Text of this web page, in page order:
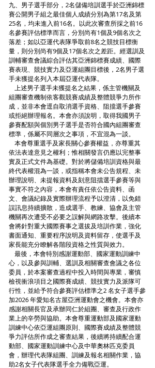
九、男子選手部分，2名儲備培訓選手於亞洲錦標
賽公開男子組之最佳個人成績分別為第17名及第
25名，均未進入前16名。以此次審查所採之前16
名參賽評估標準而言，分別尚有1個及9個名次之
落差；如以亞運代表隊爭取前8名之競技目標衡
量，則分別尚有9個及17個名次之差距。經選訓及
訓輔審查會議綜合評估其亞洲錦標賽成績、國際
賽表現、競技實力及亞運組團目標後，2名男子選
手未獲提名列入本屆亞運代表隊。
組團審查機制依客觀競賽成績及整體競爭力所作
成，並非本會逕自取消選手資格、阻擋選手參賽
或拒絕辦理報名。本會亦須說明，取得我國男子
參賽配額與個別男子選手是否符合國內組團審查
標準，係屬不同層次之事項，不宜混為一談。
依法表達意見之權利；惟相關發言仍應以完整事
實及正式文件為基礎。對於將儲備培訓資格與最
終代表權混為一談，或指稱本會未公告規程、未
辦理說明、未提報資料及刻意阻擋選手參賽等與
事實不符之內容，本會有責任依公告資料、函
文、會議紀錄及實際辦理流程予以澄清，以免錯
誤訊息持續擴散，造成選手、教練、協會及主管
機關再次遭受不必要之誤解與網路攻擊。後續本
會將針對重大國際賽事之選拔及培訓作業，強化
書面通知、重要程序說明及資料留存，使選手及
家長能充分瞭解各階段資格之性質與效力。
心，以及參與訓輔、選訓及相關審查會議之各位
委員，於本案審查過程中投入時間與專業，審慎
檢視衝浪項目之國際賽成績、競技實力及派隊可
行性，並給予符合參賽評估標準之2 名女子選手參
加2026 年愛知名古屋亞洲運動會之機會。本會亦
感謝相關長官及承辦同仁於組團、審查及行政作
業上的辛勞與協助。本會尊重運動部及國家運動
訓練中心依亞運組團原則、國際賽成績及整體競
爭力評估所作成之審查結果，後續將持續配合運
動部、國家運動訓練中心及中華奧林匹克委員
會，辦理代表隊組團、訓練及報名相關作業，協
助2名女子代表隊選手全力備戰亞運。